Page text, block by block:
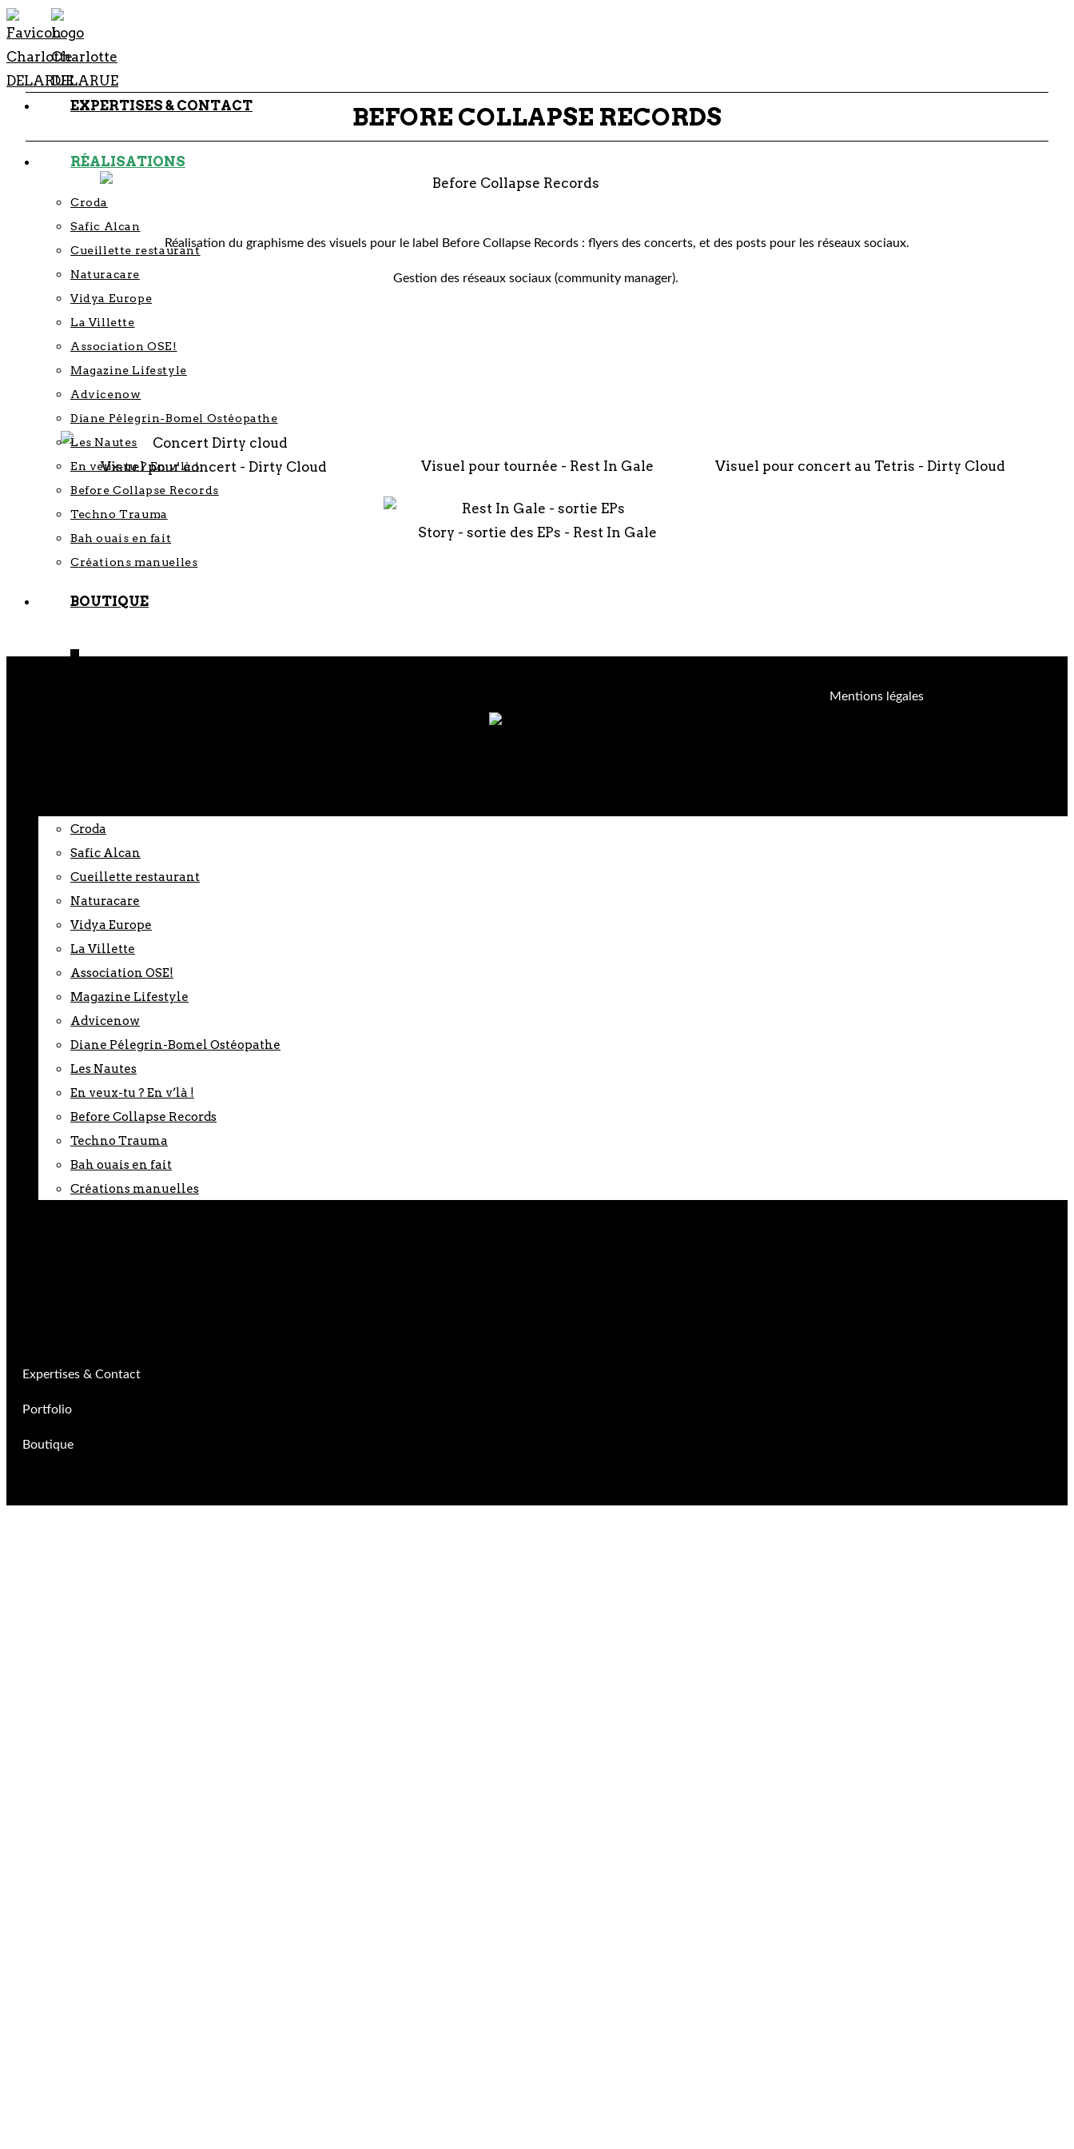
EXPERTISES & CONTACT
RÉALISATIONS
Croda
Safic Alcan
Cueillette restaurant
Naturacare
Vidya Europe
La Villette
Association OSE!
Magazine Lifestyle
Advicenow
Diane Pélegrin-Bomel Ostéopathe
Les Nautes
En veux-tu ? En v’là !
Before Collapse Records
Techno Trauma
Bah ouais en fait
Créations manuelles
BOUTIQUE
Croda
Safic Alcan
Cueillette restaurant
Naturacare
Vidya Europe
La Villette
Association OSE!
Magazine Lifestyle
Advicenow
Diane Pélegrin-Bomel Ostéopathe
Les Nautes
En veux-tu ? En v’là !
Before Collapse Records
Techno Trauma
Bah ouais en fait
Créations manuelles
BEFORE COLLAPSE RECORDS
Réalisation du graphisme des visuels pour le label Before Collapse Records : flyers des concerts, et des posts pour les réseaux sociaux.
Gestion des réseaux sociaux (community manager).
Visuel pour concert - Dirty Cloud Visuel pour tournée - Rest In Gale Visuel pour concert au Tetris - Dirty Cloud
Story - sortie des EPs - Rest In Gale
Expertises & Contact
Portfolio
Boutique
Mentions légales